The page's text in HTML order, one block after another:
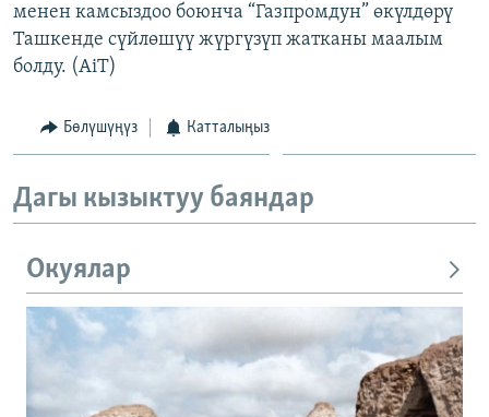
ЭЕ/АРнун бардык сайттары
менен камсыздоо боюнча “Газпромдун” өкүлдөрү
Ташкенде сүйлөшүү жүргүзүп жатканы маалым
болду. (AiT)
Бөлүшүңүз Катталыңыз
Дагы кызыктуу баяндар
Окуялар